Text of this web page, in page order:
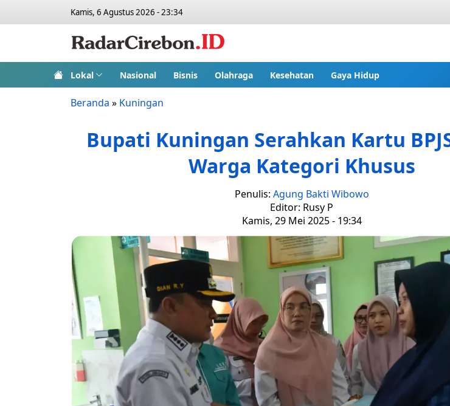
Kamis, 6 Agustus 2026 - 23:34
Lokal Nasional Bisnis Olahraga Kesehatan Gaya Hidup
Beranda » Kuningan
Bupati Kuningan Serahkan Kartu
Warga Kategori Khusus
Penulis: Agung Bakti Wibowo
Editor: Rusy P
Kamis, 29 Mei 2025 - 19:34